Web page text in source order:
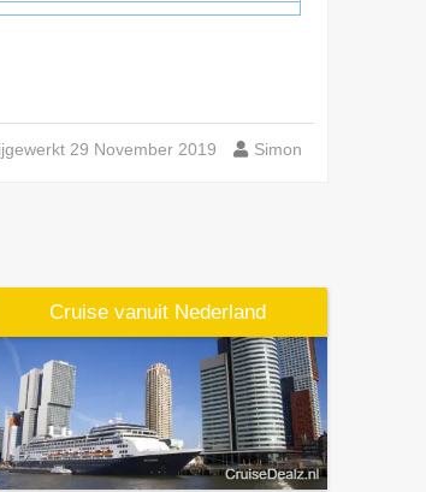
29 November 2019 Simon
Cruise vanuit Nederland